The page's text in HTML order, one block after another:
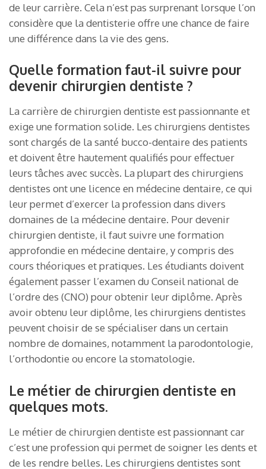
de leur carrière. Cela n’est pas surprenant lorsque l’on
considère que la dentisterie offre une chance de faire
une différence dans la vie des gens.
Quelle formation faut-il suivre pour
devenir chirurgien dentiste ?
La carrière de chirurgien dentiste est passionnante et
exige une formation solide. Les chirurgiens dentistes
sont chargés de la santé bucco-dentaire des patients
et doivent être hautement qualifiés pour effectuer
leurs tâches avec succès. La plupart des chirurgiens
dentistes ont une licence en médecine dentaire, ce qui
leur permet d’exercer la profession dans divers
domaines de la médecine dentaire. Pour devenir
chirurgien dentiste, il faut suivre une formation
approfondie en médecine dentaire, y compris des
cours théoriques et pratiques. Les étudiants doivent
également passer l’examen du Conseil national de
l’ordre des (CNO) pour obtenir leur diplôme. Après
avoir obtenu leur diplôme, les chirurgiens dentistes
peuvent choisir de se spécialiser dans un certain
nombre de domaines, notamment la parodontologie,
l’orthodontie ou encore la stomatologie.
Le métier de chirurgien dentiste en
quelques mots.
Le métier de chirurgien dentiste est passionnant car
c’est une profession qui permet de soigner les dents et
de les rendre belles. Les chirurgiens dentistes sont